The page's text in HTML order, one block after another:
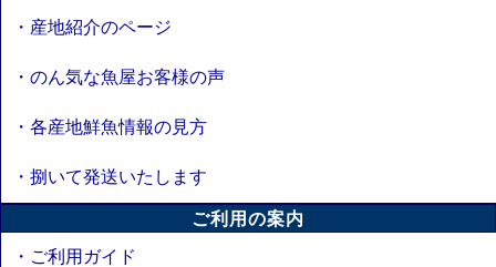
・産地紹介のページ
・のん気な魚屋お客様の声
・各産地鮮魚情報の見方
・捌いて発送いたします
ご利用の案内
・ご利用ガイド